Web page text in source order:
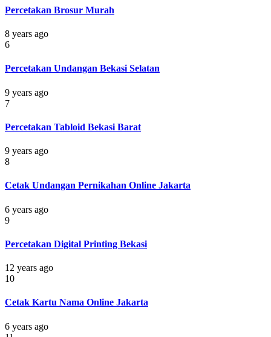
Percetakan Brosur Murah
8 years ago
6
Percetakan Undangan Bekasi Selatan
9 years ago
7
Percetakan Tabloid Bekasi Barat
9 years ago
8
Cetak Undangan Pernikahan Online Jakarta
6 years ago
9
Percetakan Digital Printing Bekasi
12 years ago
10
Cetak Kartu Nama Online Jakarta
6 years ago